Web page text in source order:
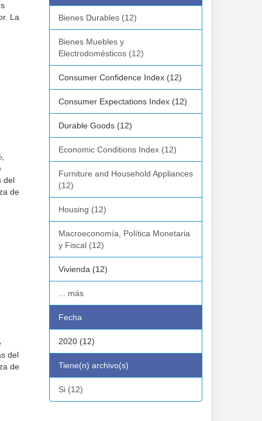
La
del
de
del
de
Bienes Durables (12)
Bienes Muebles y
Electrodomésticos (12)
Consumer Confidence Index (12)
Consumer Expectations Index (12)
Durable Goods (12)
Economic Conditions Index (12)
Furniture and Household Appliances
(12)
Housing (12)
Macroeconomía, Política Monetaria
y Fiscal (12)
Vivienda (12)
... más
Fecha
2020 (12)
Tiene(n) archivo(s)
Si (12)